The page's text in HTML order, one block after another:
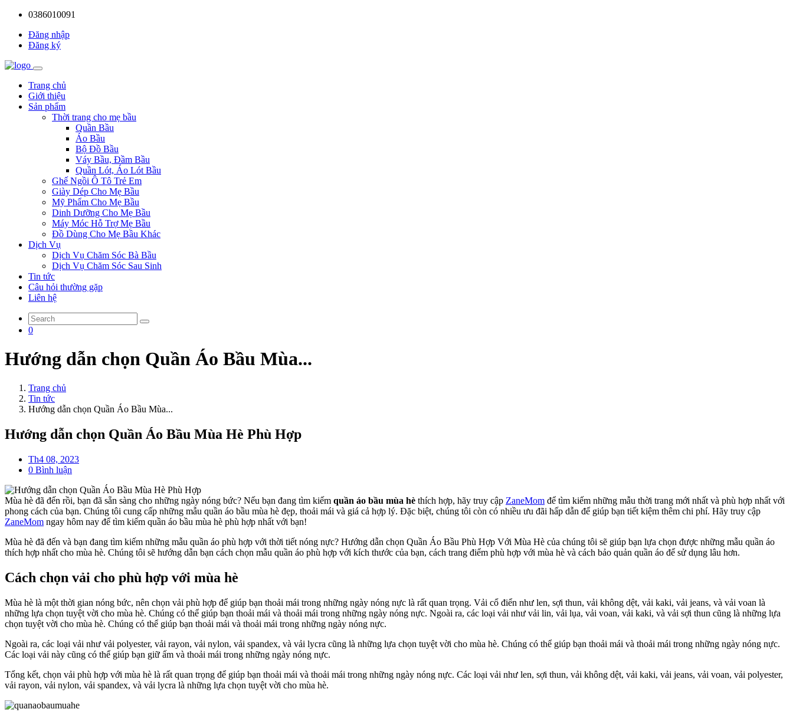
0386010091
Đăng nhập
Đăng ký
Trang chủ
Giới thiệu
Sản phẩm
Thời trang cho mẹ bầu
Quần Bầu
Áo Bầu
Bộ Đồ Bầu
Váy Bầu, Đầm Bầu
Quần Lót, Áo Lót Bầu
Ghế Ngồi Ô Tô Trẻ Em
Giày Dép Cho Mẹ Bầu
Mỹ Phẩm Cho Mẹ Bầu
Dinh Dưỡng Cho Mẹ Bầu
Máy Móc Hỗ Trợ Mẹ Bầu
Đồ Dùng Cho Mẹ Bầu Khác
Dịch Vụ
Dịch Vụ Chăm Sóc Bà Bầu
Dịch Vụ Chăm Sóc Sau Sinh
Tin tức
Câu hỏi thường gặp
Liên hệ
0
Hướng dẫn chọn Quần Áo Bầu Mùa...
Trang chủ
Tin tức
Hướng dẫn chọn Quần Áo Bầu Mùa...
Hướng dẫn chọn Quần Áo Bầu Mùa Hè Phù Hợp
Th4 08, 2023
0 Bình luận
Mùa hè đã đến rồi, bạn đã sẵn sàng cho những ngày nóng bức? Nếu bạn đang tìm kiếm quần áo bầu mùa hè thích hợp, hãy truy cập ZaneMom để tìm kiếm những mẫu thời trang mới nhất và phù hợp nhất với
phong cách của bạn. Chúng tôi cung cấp những mẫu quần áo bầu mùa hè đẹp, thoải mái và giá cả hợp lý. Đặc biệt, chúng tôi còn có nhiều ưu đãi hấp dẫn để giúp bạn tiết kiệm thêm chi phí. Hãy truy cập
ZaneMom ngay hôm nay để tìm kiếm quần áo bầu mùa hè phù hợp nhất với bạn!
Mùa hè đã đến và bạn đang tìm kiếm những mẫu quần áo phù hợp với thời tiết nóng nực? Hướng dẫn chọn Quần Áo Bầu Phù Hợp Với Mùa Hè của chúng tôi sẽ giúp bạn lựa chọn được những mẫu quần áo
thích hợp nhất cho mùa hè. Chúng tôi sẽ hướng dẫn bạn cách chọn mẫu quần áo phù hợp với kích thước của bạn, cách trang điểm phù hợp với mùa hè và cách bảo quản quần áo để sử dụng lâu hơn.
Cách chọn vải cho phù hợp với mùa hè
Mùa hè là một thời gian nóng bức, nên chọn vải phù hợp để giúp bạn thoải mái trong những ngày nóng nực là rất quan trọng. Vải cổ điển như len, sợi thun, vải không dệt, vải kaki, vải jeans, và vải voan là
những lựa chọn tuyệt vời cho mùa hè. Chúng có thể giúp bạn thoải mái và thoải mái trong những ngày nóng nực. Ngoài ra, các loại vải như vải lin, vải lụa, vải voan, vải kaki, và vải sợi thun cũng là những lựa
chọn tuyệt vời cho mùa hè. Chúng có thể giúp bạn thoải mái và thoải mái trong những ngày nóng nực.
Ngoài ra, các loại vải như vải polyester, vải rayon, vải nylon, vải spandex, và vải lycra cũng là những lựa chọn tuyệt vời cho mùa hè. Chúng có thể giúp bạn thoải mái và thoải mái trong những ngày nóng nực.
Các loại vải này cũng có thể giúp bạn giữ ấm và thoải mái trong những ngày nóng nực.
Tổng kết, chọn vải phù hợp với mùa hè là rất quan trọng để giúp bạn thoải mái và thoải mái trong những ngày nóng nực. Các loại vải như len, sợi thun, vải không dệt, vải kaki, vải jeans, vải voan, vải polyester,
vải rayon, vải nylon, vải spandex, và vải lycra là những lựa chọn tuyệt vời cho mùa hè.